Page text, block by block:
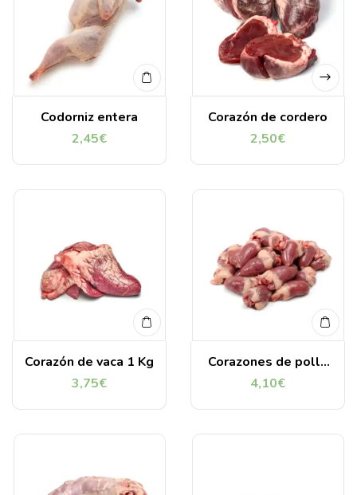
Codorniz entera
2,45€
Corazón de cordero
2,50€
Corazón de vaca 1 Kg
3,75€
Corazones de pollo
1Kg
4,10€